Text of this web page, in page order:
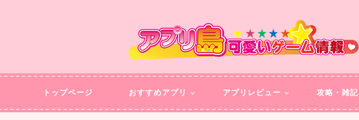
トップページ おすすめアプリ アプリレビュー 攻略・雑記